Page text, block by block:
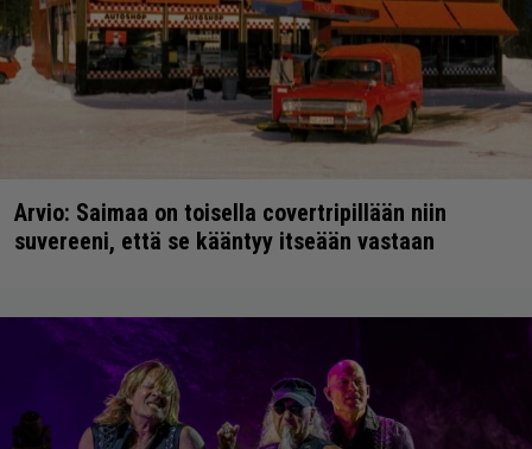
Arvio: Saimaa on toisella covertripillään niin
suvereeni, että se kääntyy itseään vastaan